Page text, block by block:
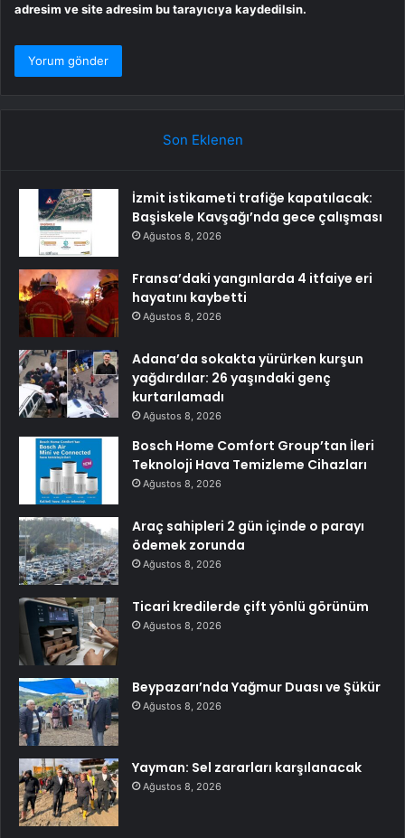
adresim ve site adresim bu tarayıcıya kaydedilsin.
Son Eklenen
İzmit istikameti trafiğe kapatılacak:
Başiskele Kavşağı’nda gece çalışması
Ağustos 8, 2026
Fransa’daki yangınlarda 4 itfaiye eri
hayatını kaybetti
Ağustos 8, 2026
Adana’da sokakta yürürken kurşun
yağdırdılar: 26 yaşındaki genç
kurtarılamadı
Ağustos 8, 2026
Bosch Home Comfort Group’tan İleri
Teknoloji Hava Temizleme Cihazları
Ağustos 8, 2026
Araç sahipleri 2 gün içinde o parayı
ödemek zorunda
Ağustos 8, 2026
Ticari kredilerde çift yönlü görünüm
Ağustos 8, 2026
Beypazarı’nda Yağmur Duası ve Şükür
Ağustos 8, 2026
Yayman: Sel zararları karşılanacak
Ağustos 8, 2026